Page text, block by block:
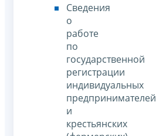
Сведения
о
работе
по
государственной
регистрации
индивидуальных
предпринимателей
и
крестьянских